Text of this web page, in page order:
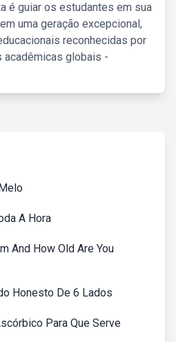
é guiar os estudantes em sua
uma geração excepcional,
reconhecidas por
globais -
A Hora
And How Old Are You
Honesto De 6 Lados
Para Que Serve